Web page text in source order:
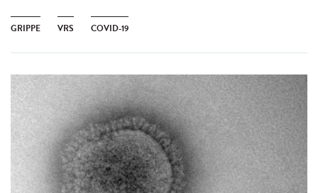
GRIPPE VRS COVID-19